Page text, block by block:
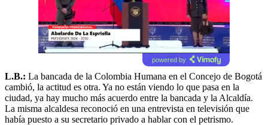
powered by
L.B.: La bancada de la Colombia Humana en el Concejo de Bogotá
cambió, la actitud es otra. Ya no están viendo lo que pasa en la
ciudad, ya hay mucho más acuerdo entre la bancada y la Alcaldía.
La misma alcaldesa reconoció en una entrevista en televisión que
había puesto a su secretario privado a hablar con el petrismo.